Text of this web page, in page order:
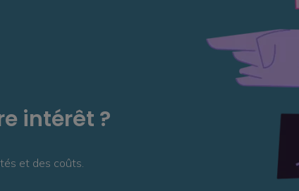
intérêt ?
et des coûts.